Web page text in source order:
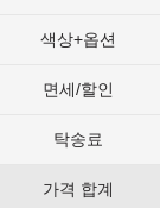
색상+옵션
면세/할인
탁송료
가격 합계